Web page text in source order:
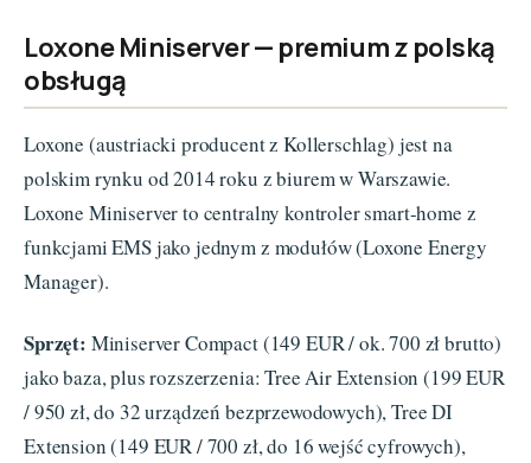
Loxone Miniserver — premium z polską
obsługą
Loxone (austriacki producent z Kollerschlag) jest na
polskim rynku od 2014 roku z biurem w Warszawie.
Loxone Miniserver to centralny kontroler smart-home z
funkcjami EMS jako jednym z modułów (Loxone Energy
Manager).
Sprzęt: Miniserver Compact (149 EUR / ok. 700 zł brutto)
jako baza, plus rozszerzenia: Tree Air Extension (199 EUR
/ 950 zł, do 32 urządzeń bezprzewodowych), Tree DI
Extension (149 EUR / 700 zł, do 16 wejść cyfrowych),